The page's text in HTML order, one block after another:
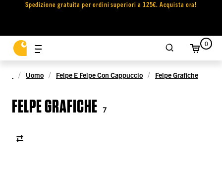
Spedizione gratuita per ordini superiori a 125€. Acquista ora!
0
Uomo Felpe E Felpe Con Cappuccio Felpe Grafiche
FELPE GRAFICHE 7